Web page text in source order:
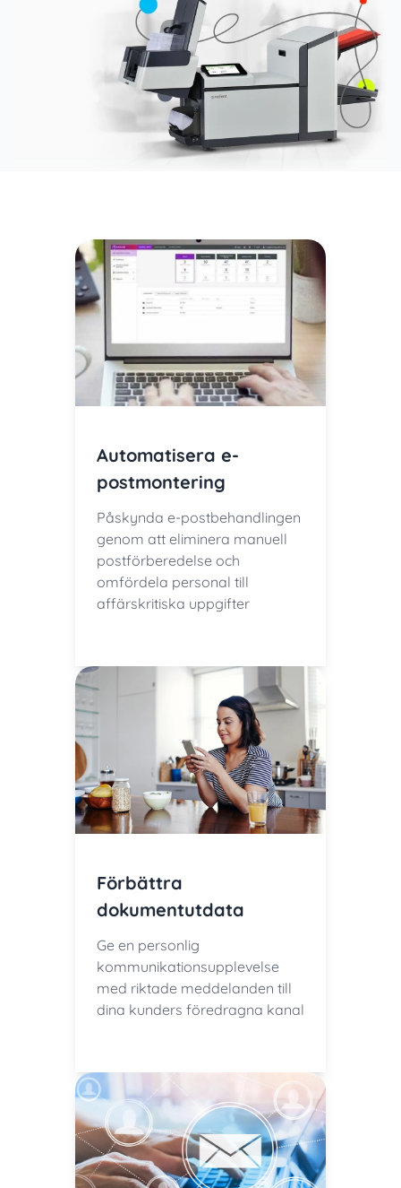
Automatisera e-
postmontering
Påskynda e-postbehandlingen
genom att eliminera manuell
postförberedelse och
omfördela personal till
affärskritiska uppgifter
Förbättra
dokumentutdata
Ge en personlig
kommunikationsupplevelse
med riktade meddelanden till
dina kunders föredragna kanal